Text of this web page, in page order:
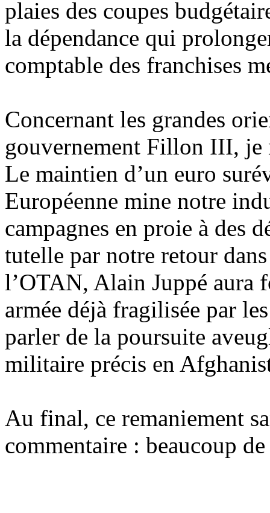
plaies des coupes
la dépendance qui
comptable des franchises
Concernant les grandes
gouvernement Fillon III, je
Le maintien d’un euro
Européenne mine notre
campagnes en proie à des
tutelle par notre retour
l’OTAN, Alain Juppé aura
armée déjà fragilisée par
parler de la poursuite
militaire précis en
Au final, ce remaniement
commentaire : beaucoup